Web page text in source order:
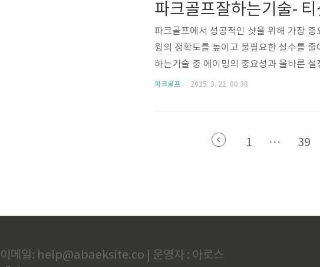
과제입니다. 많은 아마추어 골퍼들이 스윙
파크골프잘하는기술-
파크골프에서 성공적인 샷을 위해 가장
윙의 정확도를 높이고 불필요한 실수를
하는기술 중 에이밍의 중요성과 올바른
습니다. 🎯 파크골프잘하는기술: 에이밍
된 스윙과 보상 동작을 방지하는 중요한
위해 적절한 자세와 클럽 잡는 방법을 익
파크골프 2025. 3. 21. 00:38
1 ··· 39
이메일: help@abaeksite.co | 운영자 : 아로스